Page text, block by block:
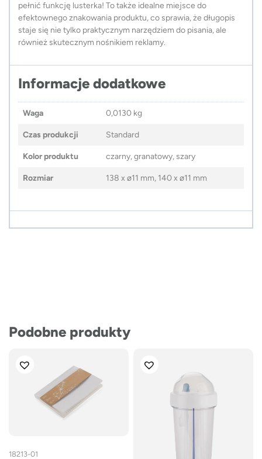
pełnić funkcję lusterka! To także idealne miejsce do
efektownego znakowania produktu, co sprawia, że długopis
staje się nie tylko praktycznym narzędziem do pisania, ale
również skutecznym nośnikiem reklamy.
Informacje dodatkowe
Waga 0,0130 kg
Czas produkcji Standard
Kolor produktu czarny, granatowy, szary
Rozmiar 138 x ø11 mm, 140 x ø11 mm
Podobne produkty
18213-01